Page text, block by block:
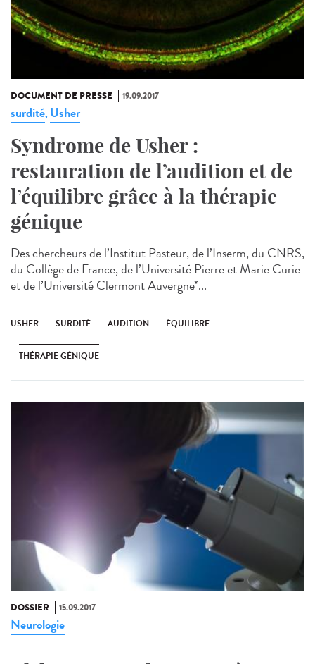
DOCUMENT DE PRESSE 19.09.2017
surdité, Usher
Syndrome de Usher :
restauration de l’audition et de
l’équilibre grâce à la thérapie
génique
Des chercheurs de l’Institut Pasteur, de l’Inserm, du CNRS,
du Collège de France, de l’Université Pierre et Marie Curie
et de l’Université Clermont Auvergne*...
USHER SURDITÉ AUDITION ÉQUILIBRE
THÉRAPIE GÉNIQUE
DOSSIER 15.09.2017
Neurologie